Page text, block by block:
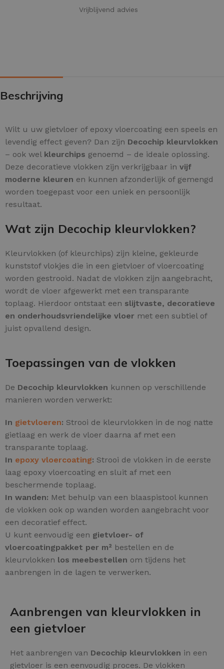
Vrijblijvend advies
Beschrijving
Wilt u uw gietvloer of epoxy vloercoating een speels en
levendig effect geven? Dan zijn Decochip kleurvlokken
– ook wel kleurchips genoemd – de ideale oplossing.
Deze decoratieve vlokken zijn verkrijgbaar in vijf
moderne kleuren en kunnen afzonderlijk of gemengd
worden toegepast voor een uniek en persoonlijk
resultaat.
Wat zijn Decochip kleurvlokken?
Kleurvlokken (of kleurchips) zijn kleine, gekleurde
kunststof vlokjes die in een gietvloer of vloercoating
worden gestrooid. Nadat de vlokken zijn aangebracht,
wordt de vloer afgewerkt met een transparante
toplaag. Hierdoor ontstaat een slijtvaste, decoratieve
en onderhoudsvriendelijke vloer met een subtiel of
juist opvallend design.
Toepassingen van de vlokken
De Decochip kleurvlokken kunnen op verschillende
manieren worden verwerkt:
In gietvloeren: Strooi de kleurvlokken in de nog natte
gietlaag en werk de vloer daarna af met een
transparante toplaag.
In epoxy vloercoating: Strooi de vlokken in de eerste
laag epoxy vloercoating en sluit af met een
beschermende toplaag.
In wanden: Met behulp van een blaaspistool kunnen
de vlokken ook op wanden worden aangebracht voor
een decoratief effect.
U kunt eenvoudig een gietvloer- of
vloercoatingpakket per m² bestellen en de
kleurvlokken los meebestellen om tijdens het
aanbrengen in de lagen te verwerken.
Aanbrengen van kleurvlokken in
een gietvloer
Het aanbrengen van Decochip kleurvlokken in een
gietvloer is een eenvoudig proces. De vlokken